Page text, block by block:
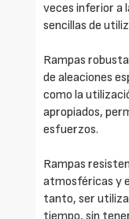
veces inferior a
sencillas de
Rampas
de aleaciones
como la
apropiados,
esfuerzos.
Rampas
atmosféricas y
tanto, ser